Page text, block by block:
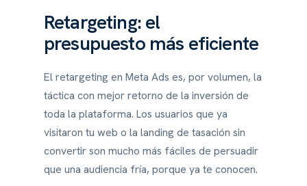
Retargeting: el
presupuesto más eficiente
El retargeting en Meta Ads es, por volumen, la
táctica con mejor retorno de la inversión de
toda la plataforma. Los usuarios que ya
visitaron tu web o la landing de tasación sin
convertir son mucho más fáciles de persuadir
que una audiencia fría, porque ya te conocen.